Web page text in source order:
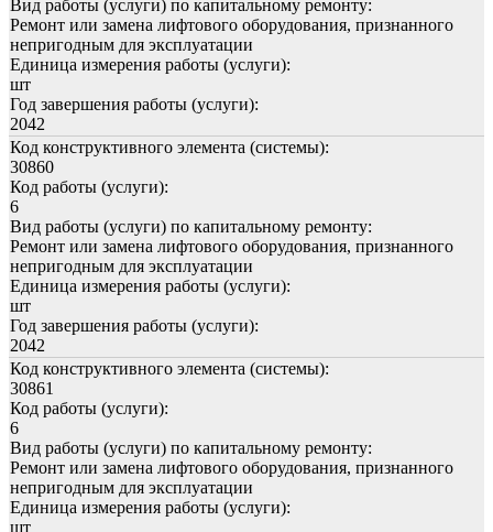
Вид работы (услуги) по капитальному ремонту:
Ремонт или замена лифтового оборудования, признанного
непригодным для эксплуатации
Единица измерения работы (услуги):
шт
Год завершения работы (услуги):
2042
Код конструктивного элемента (системы):
30860
Код работы (услуги):
6
Вид работы (услуги) по капитальному ремонту:
Ремонт или замена лифтового оборудования, признанного
непригодным для эксплуатации
Единица измерения работы (услуги):
шт
Год завершения работы (услуги):
2042
Код конструктивного элемента (системы):
30861
Код работы (услуги):
6
Вид работы (услуги) по капитальному ремонту:
Ремонт или замена лифтового оборудования, признанного
непригодным для эксплуатации
Единица измерения работы (услуги):
шт